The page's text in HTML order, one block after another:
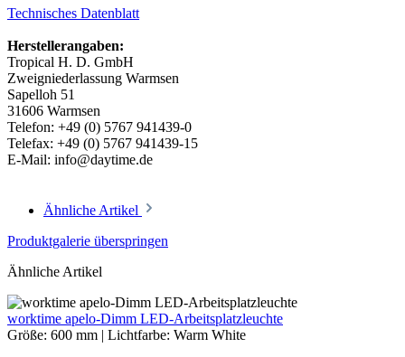
Technisches Datenblatt
Herstellerangaben:
Tropical H. D. GmbH
Zweigniederlassung Warmsen
Sapelloh 51
31606 Warmsen
Telefon: +49 (0) 5767 941439-0
Telefax: +49 (0) 5767 941439-15
E-Mail: info@daytime.de
Ähnliche Artikel
Produktgalerie überspringen
Ähnliche Artikel
worktime apelo-Dimm LED-Arbeitsplatzleuchte
Größe: 600 mm | Lichtfarbe: Warm White